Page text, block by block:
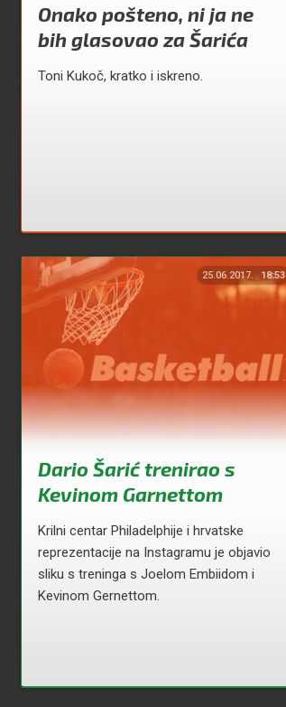
Onako pošteno, ni ja ne
bih glasovao za Šarića
Toni Kukoč, kratko i iskreno.
25.06.2017. 18:53
Dario Šarić trenirao s
Kevinom Garnettom
Krilni centar Philadelphije i hrvatske
reprezentacije na Instagramu je objavio
sliku s treninga s Joelom Embiidom i
Kevinom Gernettom.